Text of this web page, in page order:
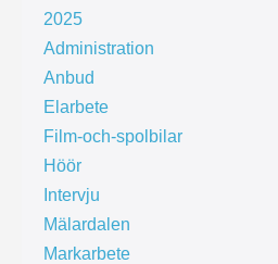
2025
Administration
Anbud
Elarbete
Film-och-spolbilar
Höör
Intervju
Mälardalen
Markarbete